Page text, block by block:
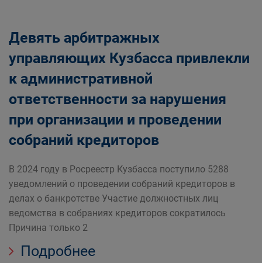
Девять арбитражных
управляющих Кузбасса привлекли
к административной
ответственности за нарушения
при организации и проведении
собраний кредиторов
В 2024 году в Росреестр Кузбасса поступило 5288
уведомлений о проведении собраний кредиторов в
делах о банкротстве Участие должностных лиц
ведомства в собраниях кредиторов сократилось
Причина только 2
Подробнее